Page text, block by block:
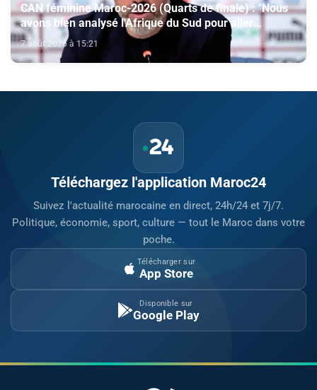
CAN féminine Maroc-2026 (Quarts de finale) : "Nous
avons bien analysé l'Afrique du Sud pour aller
chercher la victoire" (Jorge Vilda)
7 août 2026 à 15:21
Téléchargez l'application Maroc24
Suivez l'actualité marocaine en direct, 24h/24 et 7j/7.
Politique, économie, sport, culture — tout le Maroc dans votre
poche.
Télécharger sur
App Store
Disponible sur
Google Play